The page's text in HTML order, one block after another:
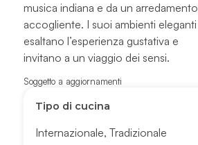
musica indiana e da un arredamento
accogliente. I suoi ambienti eleganti
esaltano l’esperienza gustativa e
invitano a un viaggio dei sensi.
Soggetto a aggiornamenti
Tipo di cucina
Internazionale,Tradizionale